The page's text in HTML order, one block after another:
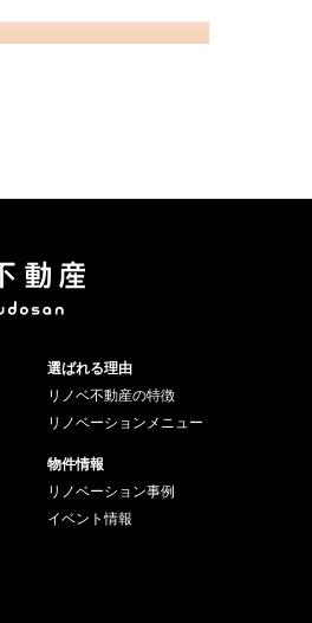
選ばれる理由
リノベ不動産の特徴
リノベーションメニュー
物件情報
リノベーション事例
イベント情報